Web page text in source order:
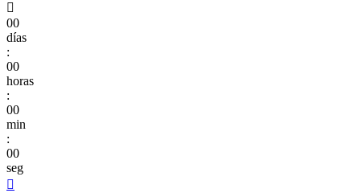

00
días
:
00
horas
:
00
min
:
00
seg
